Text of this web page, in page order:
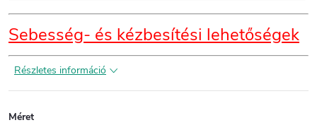
Sebesség- és kézbesítési lehetőségek
Részletes információ
Méret